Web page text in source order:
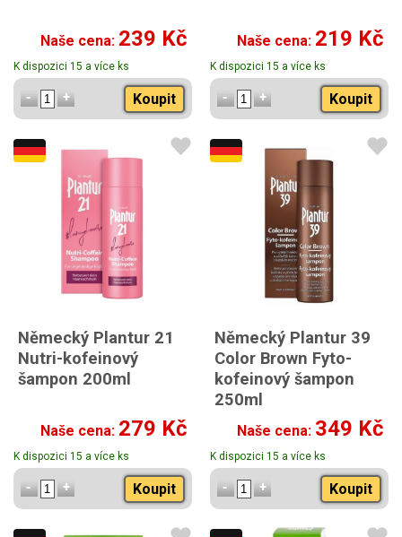
Naše cena: 239 Kč
K dispozici 15 a více ks
Koupit
Naše cena: 219 Kč
K dispozici 15 a více ks
Koupit
Německý Plantur 21
Nutri-kofeinový
šampon 200ml
Naše cena: 279 Kč
K dispozici 15 a více ks
Koupit
Německý Plantur 39
Color Brown Fyto-
kofeinový šampon
250ml
Naše cena: 349 Kč
K dispozici 15 a více ks
Koupit